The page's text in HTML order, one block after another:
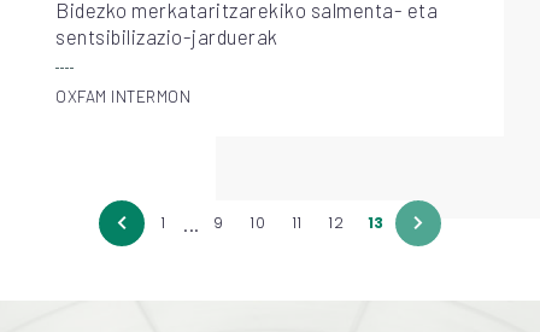
Bidezko merkataritzarekiko salmenta- eta
sentsibilizazio-jarduerak
OXFAM INTERMON
1 9 10 11 12 13